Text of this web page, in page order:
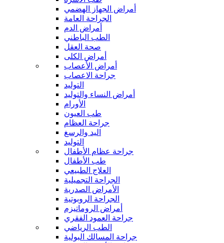
أمراض الجهاز الهضمي
الجراحة العامة
أمراض الدم
الطب الباطني
صحة العقل
أمراض الكلى
أمراض الأعصاب
جراحة الاعصاب
التوليد
أمراض النساء والتوليد
الأورام
طب العيون
جراحة العظام
اليد والرسغ
التوليد
جراحة عظام الأطفال
طب الأطفال
العلاج الطبيعي
الجراحة التجميلية
الأمراض الصدرية
الجراحة الروبوتية
أمراض الروماتيزم
جراحة العمود الفقري
الطب الرياضي
جراحة المسالك البولية